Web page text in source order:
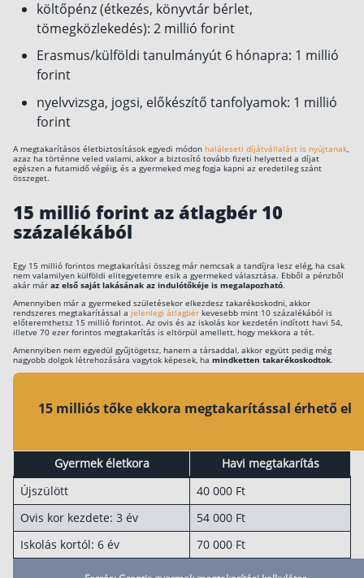
költőpénz (étkezés, könyvtár bérlet,
tömegközlekedés): 2 millió forint
Erasmus/külföldi tanulmányút 6 hónapra: 1 millió
forint
nyelvvizsga, jogsi, előkészítő tanfolyamok: 1 millió
forint
A megtakarításos életbiztosítások egyedi módon haláleseti díjátvállalást is nyújtanak,
azaz ha történne veled valami, akkor a biztosító tovább fizeti helyetted a díjat
egészen a futamidő végéig, és a gyermeked meg fogja kapni az eredetileg szánt
összeget.
15 millió forint az átlagbér 10
százalékából
Egy 15 millió forintos megtakarítási összeg már nemcsak a tandíjra lesz elég, ha csak
nem valamilyen külföldi elitegyetemre esik a gyermeked választása. Ebből a pénzből
akár már az első saját lakásának az indulótőkéje is megalapozható.
Amennyiben már a gyermeked születésekor elkezdesz takarékoskodni, akkor
rendszeres megtakarítással a jelenlegi átlagbér kevesebb mint 10 százalékából is
előteremthetsz 15 millió forintot. Az ovis és az iskolás kor kezdetén indított havi 54,
illetve 70 ezer forintos megtakarítás is eltörpül amellett, hogy mekkora a tét.
Amennyiben nem egyedül gyűjtögetsz, hanem a társaddal, akkor együtt pedig még
nagyobb dolgok létrehozására vagytok képesek, ha mindketten takarékoskodtok.
15 milliós tőke ekkora megtakarítással érhető el
Gyermek életkora
Havi megtakarítás
Újszülött
40 000 Ft
Ovis kor kezdete: 3 év
54 000 Ft
Iskolás kortól: 6 év
70 000 Ft